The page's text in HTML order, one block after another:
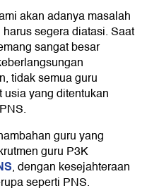
akan adanya masalah
segera diatasi. Saat
sangat besar
tidak semua guru
yang ditentukan
guru yang
guru P3K
, dengan kesejahteraan
seperti PNS.